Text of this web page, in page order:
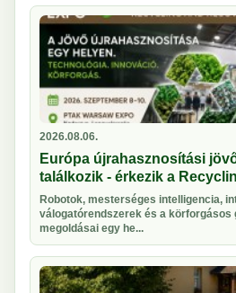
2026.08.06.
Európa újrahasznosítási
találkozik - érkezik a
Robotok, mesterséges intelligencia,
válogatórendszerek és a körforgásos
megoldásai egy he...